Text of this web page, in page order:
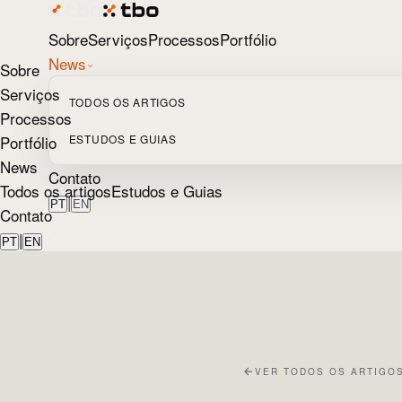
SobreServiçosProcessosPortfólio
News
TODOS OS ARTIGOS
ESTUDOS E GUIAS
Contato
PT| EN
Sobre
Serviços
Processos
Portfólio
News
Todos os artigosEstudos e Guias
Contato
PT | EN
VER TODOS OS